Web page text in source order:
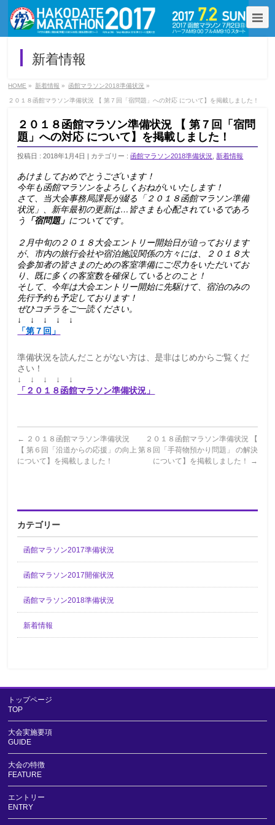
新着情報
HOME » 新着情報 » 函館マラソン2018準備状況 »
２０１８函館マラソン準備状況 【 第７回「宿問題」への対応 について】を掲載しました！
２０１８函館マラソン準備状況 【 第７回「宿問
題」への対応 について】を掲載しました！
投稿日 : 2018年1月4日 | カテゴリー :函館マラソン2018準備状況 新着情報
あけましておめでとうございます！
今年も函館マラソンをよろしくおねがいいたします！
さて、当大会事務局課長が綴る「２０１８函館マラソン準備
状況」、新年最初の更新は…皆さまも心配されているであろ
う
「宿問題」 についてです。
２月中旬の２０１８大会エントリー開始日が迫っております
が、市内の旅行会社や宿泊施設関係の方々には、２０１８大
会参加者の皆さまのための客室準備にご尽力をいただいてお
り、既に多くの客室数を確保しているとのこと！
そして、今年は大会エントリー開始に先駆けて、宿泊のみの
先行予約も予定しております！
ぜひコチラをご一読ください。
↓ ↓ ↓ ↓ ↓
「第７回」
準備状況を読んだことがない方は、是非はじめからご覧くだ
さい！
↓ ↓ ↓ ↓ ↓
「２０１８函館マラソン準備状況」
← ２０１８函館マラソン準備状況
【 第６回「沿道からの応援」の向上
について】を掲載しました！
２０１８函館マラソン準備状況 【
第８回「手荷物預かり問題」 の解決
について】を掲載しました！
→
カテゴリー
函館マラソン2017準備状況
函館マラソン2017開催状況
函館マラソン2018準備状況
新着情報
トップページ
TOP
大会実施要項
GUIDE
大会の特徴
FEATURE
エントリー
ENTRY